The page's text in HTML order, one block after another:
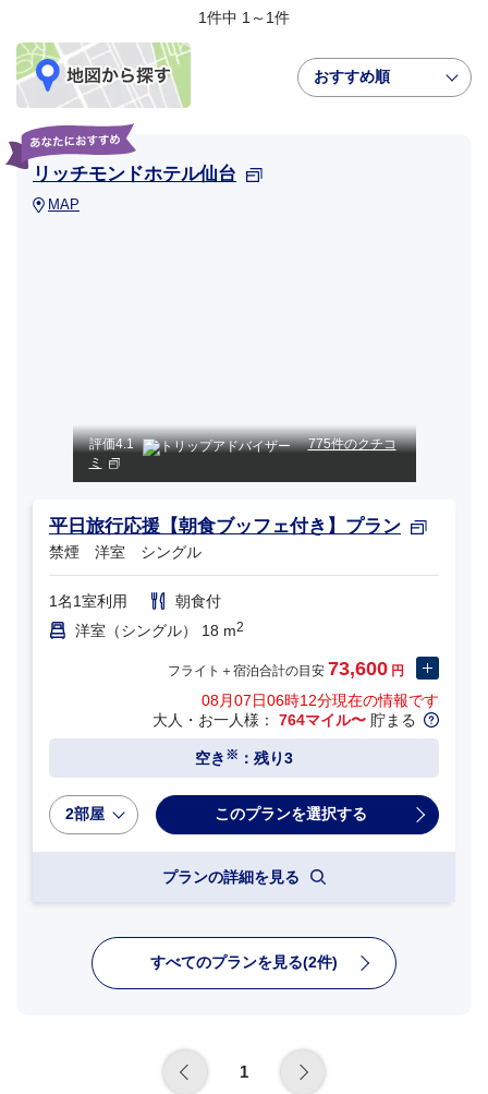
1件中 1～1件
おすすめ順
リッチモンドホテル仙台
MAP
評価4.1
775件のクチコ
ミ
平日旅行応援【朝食ブッフェ付き】プラン
禁煙 洋室 シングル
1名1室利用
朝食付
洋室（シングル） 18 m2
フライト＋宿泊合計の目安 73,600 円
08月07日06時12分現在の情報です
大人・お一人様： 764マイル〜 貯まる
空き ※ ：残り3
2部屋
プランの詳細を見る
すべてのプランを見る(2件)
1